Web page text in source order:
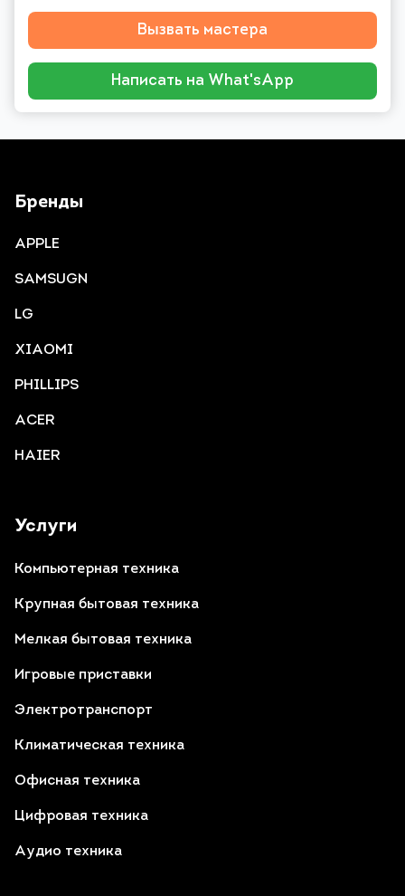
Вызвать мастера
Написать на What'sApp
Услуги
Компьютерная техника
Крупная бытовая техника
Мелкая бытовая техника
Игровые приставки
Электротранспорт
Климатическая техника
Офисная техника
Цифровая техника
Аудио техника
Бренды
APPLE
SAMSUGN
LG
XIAOMI
PHILLIPS
ACER
HAIER